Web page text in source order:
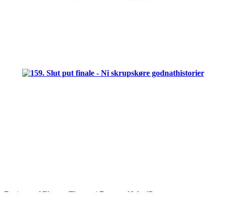
Designet afElegant Themes | Drevet afWordPress